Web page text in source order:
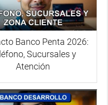
Banco Penta 2026:
Sucursales y
Atención